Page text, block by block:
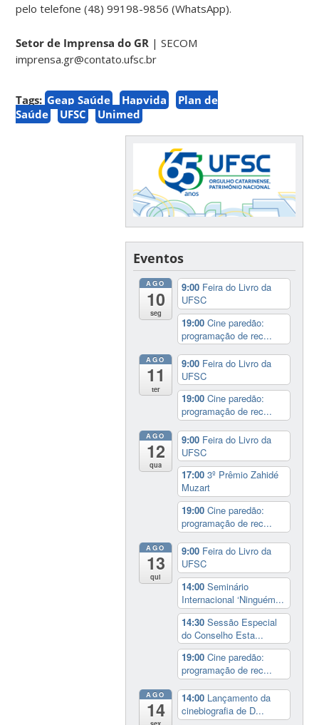
pelo telefone (48) 99198-9856 (WhatsApp).
Setor de Imprensa do GR | SECOM
imprensa.gr@contato.ufsc.br
Tags: Geap Saúde Hapvida
Plan de
Saúde
UFSC Unimed
Eventos
AGO
10
seg
9:00 Feira do Livro da
UFSC
19:00Cine paredão:
programação de rec...
AGO
11
ter
9:00 Feira do Livro da
UFSC
19:00Cine paredão:
programação de rec...
AGO
12
qua
9:00 Feira do Livro da
UFSC
17:003º Prêmio Zahidé
Muzart
19:00Cine paredão:
programação de rec...
AGO
13
qui
9:00 Feira do Livro da
UFSC
14:00Seminário
Internacional ‘Ninguém...
14:30Sessão Especial
do Conselho Esta...
19:00Cine paredão:
programação de rec...
AGO
14
14:00 Lançamento da
cinebiografia de D...